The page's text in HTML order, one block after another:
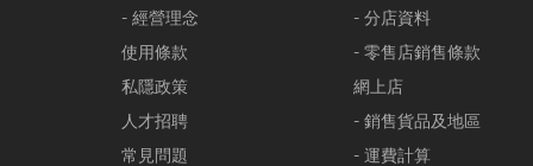
- 經營理念
使用條款
私隱政策
人才招聘
常見問題
- 分店資料
- 零售店銷售條款
網上店
- 銷售貨品及地區
- 運費計算